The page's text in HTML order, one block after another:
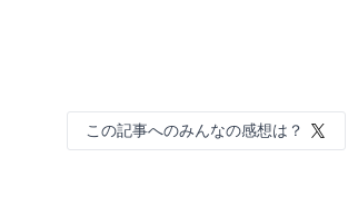
この記事へのみんなの感想は？